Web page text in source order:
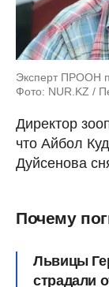
Эксперт ПРООН
Фото: NUR.KZ /
Директор
что Айбол
Дуйсенова
Почему
Львицы
страдали